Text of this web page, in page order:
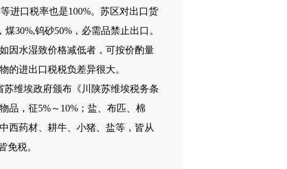
进口税率也是100%。苏区对出口货
30%,钨砂50%，必需品禁止出口。
因水湿致价格减低者，可按价酌量
的进出口税税负差异很大。
维埃政府颁布《川陕苏维埃税务条
品，征5%～10%；盐、布匹、棉
西药材、耕牛、小猪、盐等，皆从
免税。